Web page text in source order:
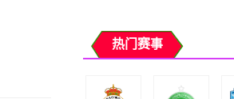
热门赛事